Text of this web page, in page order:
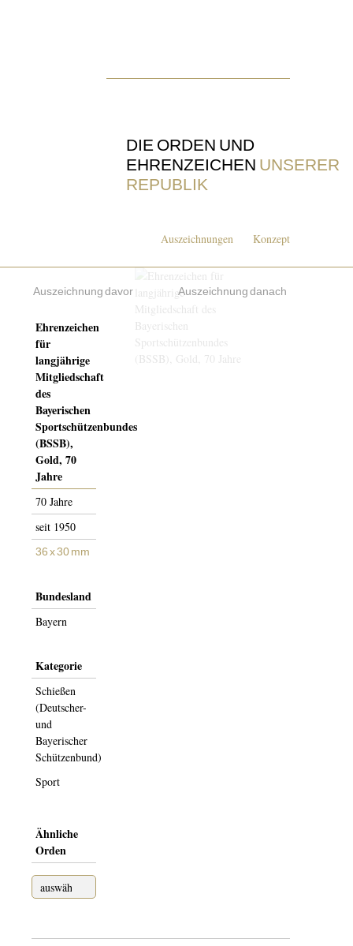
DIE ORDEN UND
EHRENZEICHEN UNSERER
REPUBLIK
Auszeichnungen Konzept
Auszeichnung davor Auszeichnung danach
Ehrenzeichen
für
langjährige
Mitgliedschaft
des
Bayerischen
Sportschützenbundes
(BSSB),
Gold, 70
Jahre
70 Jahre
seit 1950
36 x 30 mm
Bundesland
Bayern
Kategorie
Schießen
(Deutscher-
und
Bayerischer
Schützenbund)
Sport
Ähnliche
Orden